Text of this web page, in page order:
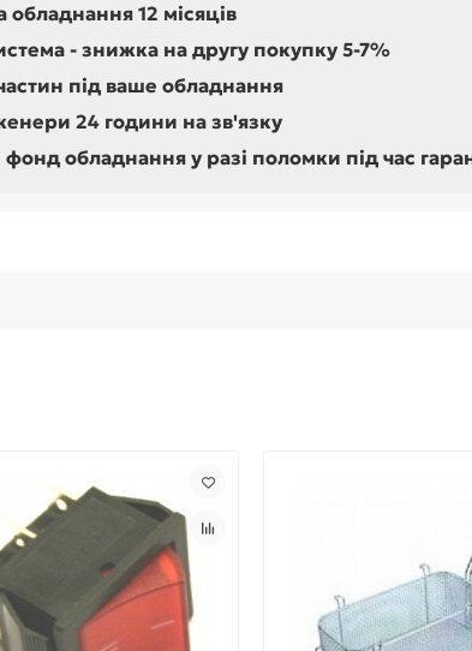
обладнання 12 місяців
- знижка на другу покупку 5-7%
під ваше обладнання
24 години на зв'язку
обладнання у разі поломки під час